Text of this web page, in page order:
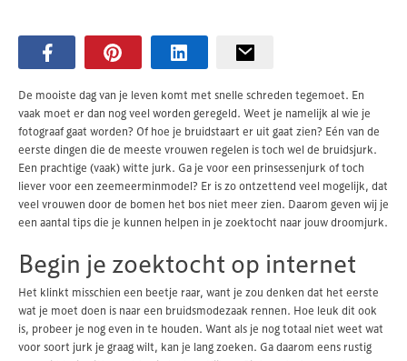
De mooiste dag van je leven komt met snelle schreden tegemoet. En
vaak moet er dan nog veel worden geregeld. Weet je namelijk al wie je
fotograaf gaat worden? Of hoe je bruidstaart er uit gaat zien? Eén van de
eerste dingen die de meeste vrouwen regelen is toch wel de bruidsjurk.
Een prachtige (vaak) witte jurk. Ga je voor een prinsessenjurk of toch
liever voor een zeemeerminmodel? Er is zo ontzettend veel mogelijk, dat
veel vrouwen door de bomen het bos niet meer zien. Daarom geven wij je
een aantal tips die je kunnen helpen in je zoektocht naar jouw droomjurk.
Begin je zoektocht op internet
Het klinkt misschien een beetje raar, want je zou denken dat het eerste
wat je moet doen is naar een bruidsmodezaak rennen. Hoe leuk dit ook
is, probeer je nog even in te houden. Want als je nog totaal niet weet wat
voor soort jurk je graag wilt, kan je lang zoeken. Ga daarom eens rustig